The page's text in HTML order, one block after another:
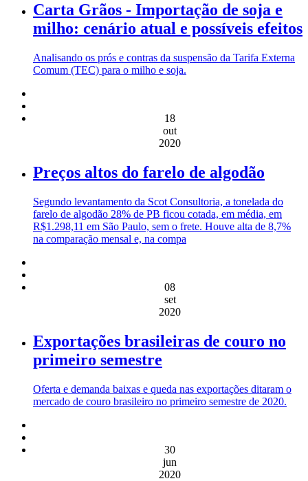
Carta Grãos - Importação de soja e
milho: cenário atual e possíveis efeitos
Analisando os prós e contras da suspensão da Tarifa Externa
Comum (TEC) para o milho e soja.
18
out
2020
Preços altos do farelo de algodão
Segundo levantamento da Scot Consultoria, a tonelada do
farelo de algodão 28% de PB ficou cotada, em média, em
R$1.298,11 em São Paulo, sem o frete. Houve alta de 8,7%
na comparação mensal e, na compa
08
set
2020
Exportações brasileiras de couro no
primeiro semestre
Oferta e demanda baixas e queda nas exportações ditaram o
mercado de couro brasileiro no primeiro semestre de 2020.
30
jun
2020